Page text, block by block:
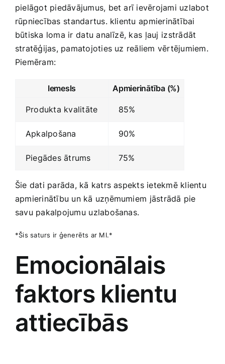
pielāgot piedāvājumus, bet​ arī ievērojami ‍uzlabot
rūpniecības ⁢standartus. klientu ⁤apmierinātībai
būtiska loma ​ir ⁤datu analīzē, kas⁢ ļauj⁣ izstrādāt​
stratēģijas, pamatojoties uz reāliem vērtējumiem.‌
Piemēram:
Iemesls Apmierinātība (%)
Produkta kvalitāte 85%
Apkalpošana 90%
Piegādes​ ātrums 75%
Šie‌ dati parāda, kā katrs aspekts ietekmē klientu
apmierinātību un kā ​uzņēmumiem ⁣jāstrādā pie
savu pakalpojumu⁤ uzlabošanas.
*Šis saturs ir ‍ģenerēts ar MI.*
Emocionālais
faktors klientu
attiecībās